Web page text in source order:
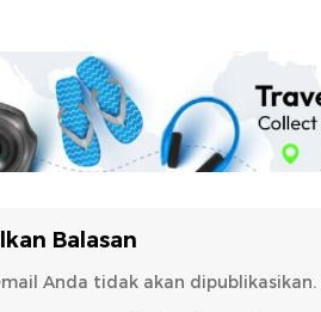
Balasan
Anda tidak akan dipublikasikan.